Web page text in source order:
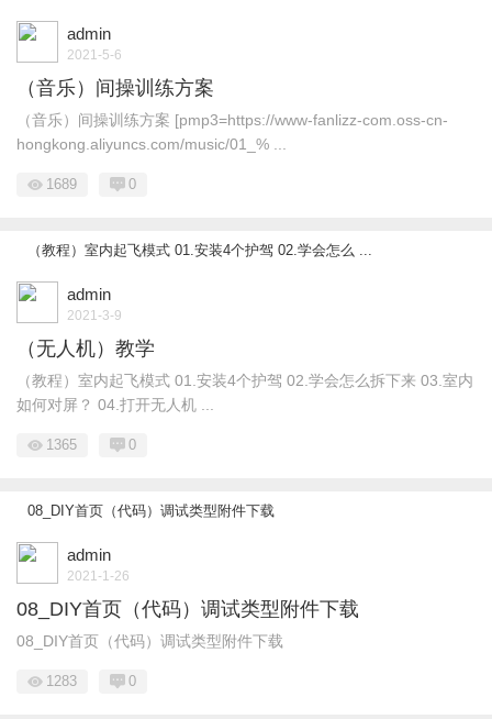
admin
2021-5-6
（音乐）间操训练方案
（音乐）间操训练方案 [pmp3=https://www-fanlizz-com.oss-cn-
hongkong.aliyuncs.com/music/01_% ...
1689 0
（教程）室内起飞模式 01.安装4个护驾 02.学会怎么 ...
admin
2021-3-9
（无人机）教学
（教程）室内起飞模式 01.安装4个护驾 02.学会怎么拆下来 03.室内
如何对屏？ 04.打开无人机 ...
1365 0
08_DIY首页（代码）调试类型附件下载
admin
2021-1-26
08_DIY首页（代码）调试类型附件下载
08_DIY首页（代码）调试类型附件下载
1283 0